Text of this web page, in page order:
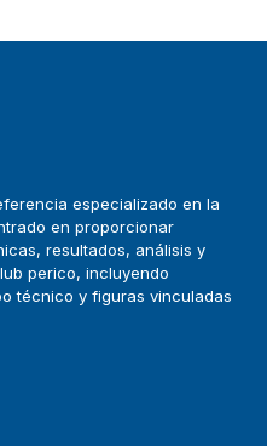
especializado en la
en proporcionar
resultados, análisis y
perico, incluyendo
técnico y figuras vinculadas